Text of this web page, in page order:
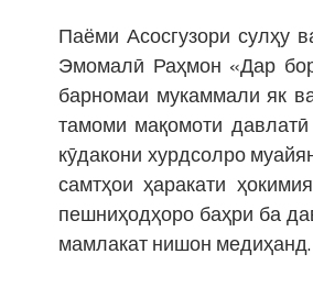
Паёми Асосгузори сулҳу
Эмомалӣ Раҳмон «Дар
барномаи мукаммали як
тамоми мақомоти
кӯдакони хурдсолро
самтҳои ҳаракати
пешниҳодҳоро баҳри ба
мамлакат нишон медиҳанд.